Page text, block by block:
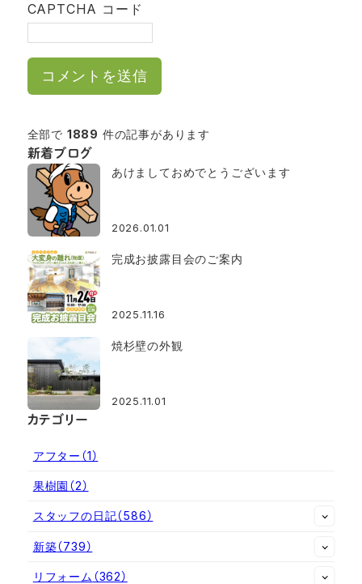
CAPTCHA コード
全部で 1889 件の記事があります
新着ブログ
あけましておめでとうございます
2026.01.01
完成お披露目会のご案内
2025.11.16
焼杉壁の外観
2025.11.01
カテゴリー
アフター （1）
果樹園 （2）
スタッフの日記（586）
新築（739）
リフォーム （362）